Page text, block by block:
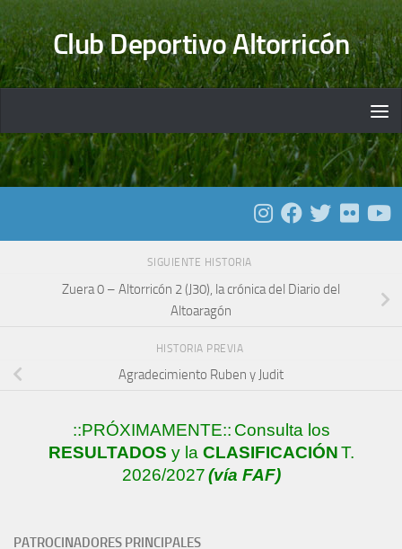
Saltar al contenido
Club Deportivo Altorricón
SIGUIENTE HISTORIA
Zuera 0 – Altorricón 2 (J30), la crónica del Diario del
Altoaragón
HISTORIA PREVIA
Agradecimiento Ruben y Judit
::PRÓXIMAMENTE:: Consulta los
RESULTADOS y la CLASIFICACIÓNT.
2026/2027(vía FAF)
PATROCINADORES PRINCIPALES